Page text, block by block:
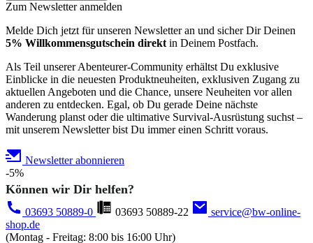
Zum Newsletter anmelden
Melde Dich jetzt für unseren Newsletter an und sicher Dir Deinen
5% Willkommensgutschein direkt in Deinem Postfach.
Als Teil unserer Abenteurer-Community erhältst Du exklusive
Einblicke in die neuesten Produktneuheiten, exklusiven Zugang zu
aktuellen Angeboten und die Chance, unsere Neuheiten vor allen
anderen zu entdecken. Egal, ob Du gerade Deine nächste
Wanderung planst oder die ultimative Survival-Ausrüstung suchst –
mit unserem Newsletter bist Du immer einen Schritt voraus.
Newsletter abonnieren
-5%
Können wir Dir helfen?
03693 50889-0 03693 50889-22
service@bw-online-
shop.de
(Montag - Freitag: 8:00 bis 16:00 Uhr)